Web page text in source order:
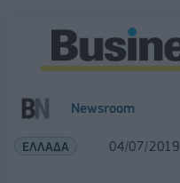
Newsroom
ΕΛΛΑΔΑ 04/07/2019